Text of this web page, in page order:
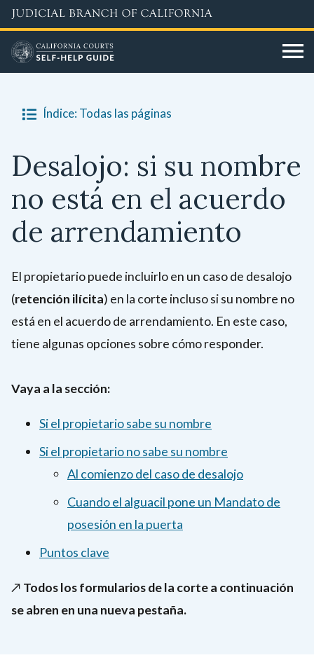
Skip
to
main
content
Índice: Todas las páginas
Desalojo: si su nombre
no está en el acuerdo
de arrendamiento
El propietario puede incluirlo en un caso de desalojo
(retención ilícita) en la corte incluso si su nombre no
está en el acuerdo de arrendamiento. En este caso,
tiene algunas opciones sobre cómo responder.
Vaya a la sección:
Si el propietario sabe su nombre
Si el propietario no sabe su nombre
Al comienzo del caso de desalojo
Cuando el alguacil pone un Mandato de
posesión en la puerta
Puntos clave
↗️ Todos los formularios de la corte a continuación
se abren en una nueva pestaña.
No
se
cuentan
domingos
días
festivos.